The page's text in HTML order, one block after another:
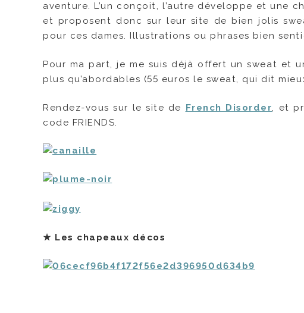
aventure. L’un conçoit, l’autre développe et une
et proposent donc sur leur site de bien jolis
pour ces dames. Illustrations ou phrases bien
Pour ma part, je me suis déjà offert un sweat et
plus qu’abordables (55 euros le sweat, qui dit
Rendez-vous sur le site de French Disorder, et
code FRIENDS.
★ Les chapeaux décos